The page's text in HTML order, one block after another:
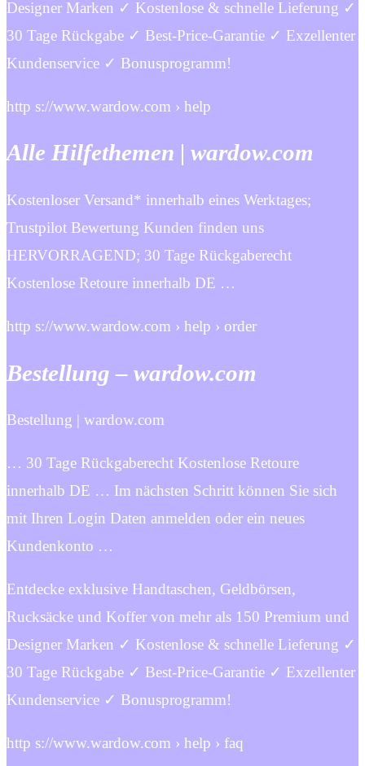
Designer Marken ✓ Kostenlose & schnelle Lieferung ✓
30 Tage Rückgabe ✓ Best-Price-Garantie ✓ Exzellenter
Kundenservice ✓ Bonusprogramm!
http s://www.wardow.com › help
Alle Hilfethemen | wardow.com
Kostenloser Versand* innerhalb eines Werktages;
Trustpilot Bewertung Kunden finden uns
HERVORRAGEND; 30 Tage Rückgaberecht
Kostenlose Retoure innerhalb DE …
http s://www.wardow.com › help › order
Bestellung – wardow.com
Bestellung | wardow.com
… 30 Tage Rückgaberecht Kostenlose Retoure
innerhalb DE … Im nächsten Schritt können Sie sich
mit Ihren Login Daten anmelden oder ein neues
Kundenkonto …
Entdecke exklusive Handtaschen, Geldbörsen,
Rucksäcke und Koffer von mehr als 150 Premium und
Designer Marken ✓ Kostenlose & schnelle Lieferung ✓
30 Tage Rückgabe ✓ Best-Price-Garantie ✓ Exzellenter
Kundenservice ✓ Bonusprogramm!
http s://www.wardow.com › help › faq